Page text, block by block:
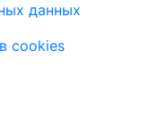
данных
cookies